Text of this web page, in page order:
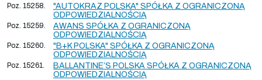
Poz. 15258.
"AUTOKRAZ POLSKA" SPÓŁKA Z OGRANICZONĄ
ODPOWIEDZIALNOŚCIĄ
Poz. 15259.
AWANS SPÓŁKA Z OGRANICZONĄ
ODPOWIEDZIALNOŚCIĄ
Poz. 15260.
"B+K POLSKA" SPÓŁKA Z OGRANICZONĄ
ODPOWIEDZIALNOŚCIĄ
Poz. 15261.
BALLANTINE’S POLSKA SPÓŁKA Z OGRANICZONĄ
ODPOWIEDZIALNOŚCIĄ